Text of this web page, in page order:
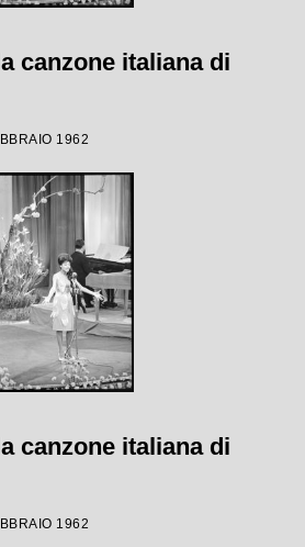
canzone italiana di
1962
canzone italiana di
1962